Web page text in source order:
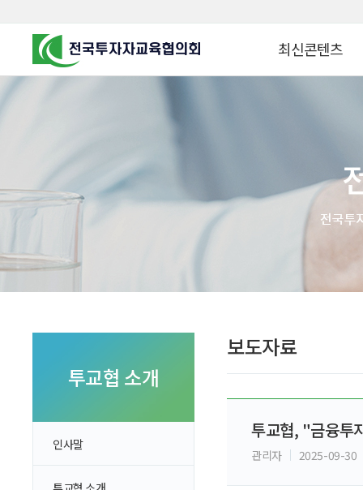
알고 투자하면
KOREA COUNCIL FOR
INVESTOR EDUCATION
최신콘텐츠
금융투자 HOWTO
군장병 금융투자 아
자립준비청년을 위한
1:1 자산관리법
실전투자 Insight
투교협 소개
인사말
보도자료
투교협, "금융
관리자 2025-09-30